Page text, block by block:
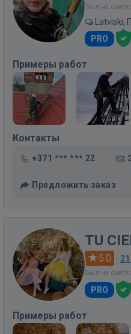
Был на
Latviski,
PRO
Примеры работ
Контакты
+371 *** *** 22
Предложить заказ
TU
5.0 ·
Был на
PRO
Примеры работ